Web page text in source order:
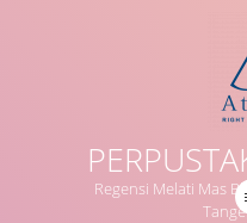
Regensi Melati Mas